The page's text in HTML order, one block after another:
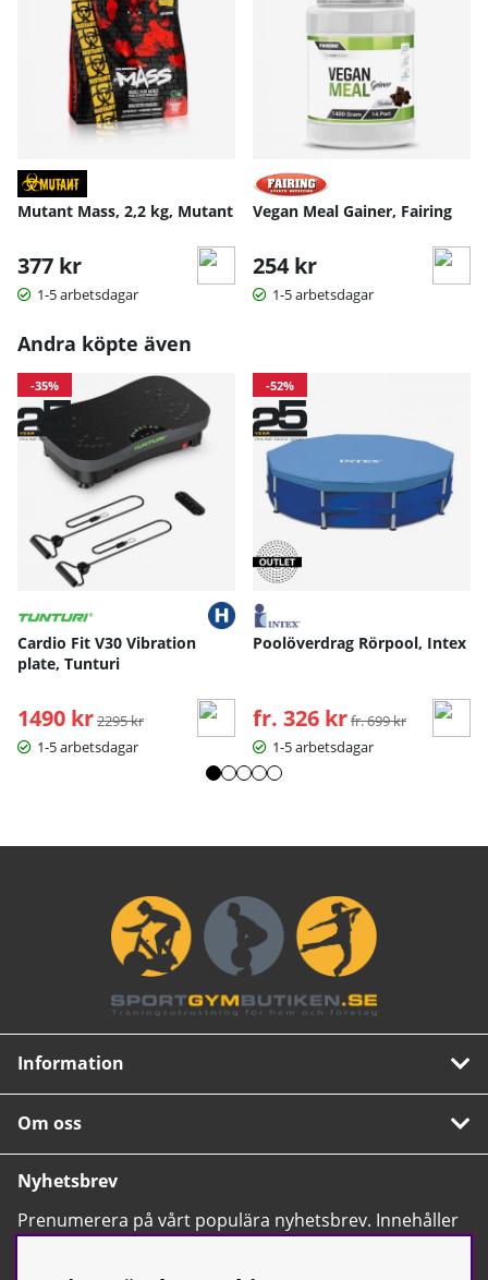
Mutant Mass, 2,2 kg, Mutant
377 kr
1-5 arbetsdagar
Vegan Meal Gainer, Fairing
254 kr
1-5 arbetsdagar
Andra köpte även
-35%
Cardio Fit V30 Vibration
plate, Tunturi
1490 kr Ordinarie pris:
2295 kr
1-5 arbetsdagar
-52%
Poolöverdrag Rörpool, Intex
fr. 326 kr Ordinarie pris:
fr. 699 kr
1-5 arbetsdagar
Information
Om oss
Nyhetsbrev
Prenumerera på vårt populära nyhetsbrev. Innehåller
tips, nyheter och våra allra bästa erbjudanden.